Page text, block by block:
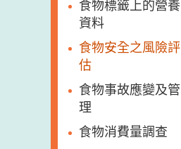
食物標籤上的營養
資料
食物安全之風險評
估
食物事故應變及管
理
食物消費量調查